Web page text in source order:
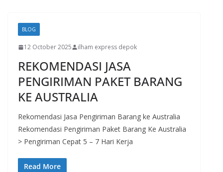
BLOG
12 October 2025 ilham express depok
REKOMENDASI JASA
PENGIRIMAN PAKET BARANG
KE AUSTRALIA
Rekomendasi Jasa Pengiriman Barang ke Australia
Rekomendasi Pengiriman Paket Barang Ke Australia
> Pengiriman Cepat 5 – 7 Hari Kerja
Read More